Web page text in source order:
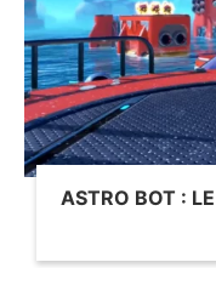
ASTRO BOT :